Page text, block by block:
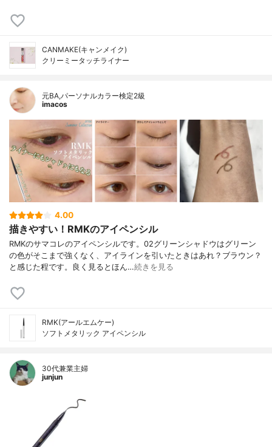
CANMAKE(キャンメイク)
クリーミータッチライナー
元BA,パーソナルカラー検定2級
imacos
4.00
描きやすい！RMKのアイペンシル
RMKのサマコレのアイペンシルです。02グリーンシャドウはグリーン
の色がそこまで強くなく、アイラインを引いたときはあれ？ブラウン？
と感じた程です。良く見るとほん…続きを見る
RMK(アールエムケー)
ソフトメタリック アイペンシル
30代兼業主婦
junjun